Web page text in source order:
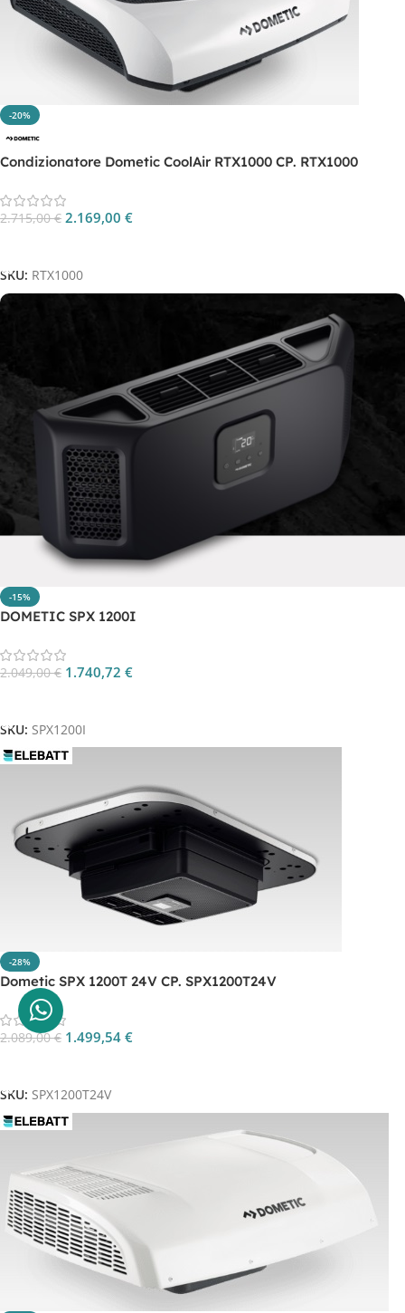
-20%
Condizionatore Dometic CoolAir RTX1000 CP. RTX1000
2.715,00€ 2.169,00 €
SKU: RTX1000
-15%
DOMETIC SPX 1200I
2.049,00€ 1.740,72 €
SKU: SPX1200I
-28%
Dometic SPX 1200T 24V CP. SPX1200T24V
2.089,00€ 1.499,54 €
SKU: SPX1200T24V